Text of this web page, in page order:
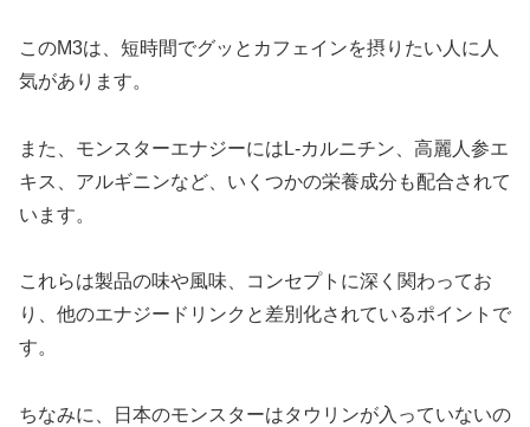
このM3は、短時間でグッとカフェインを摂りたい人に人
気があります。
また、モンスターエナジーにはL-カルニチン、高麗人参エ
キス、アルギニンなど、いくつかの栄養成分も配合されて
います。
これらは製品の味や風味、コンセプトに深く関わってお
り、他のエナジードリンクと差別化されているポイントで
す。
ちなみに、日本のモンスターはタウリンが入っていないの